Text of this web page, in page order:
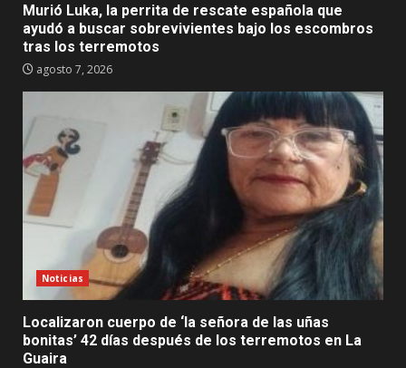
Murió Luka, la perrita de rescate española que
ayudó a buscar sobrevivientes bajo los escombros
tras los terremotos
agosto 7, 2026
Noticias
Localizaron cuerpo de ‘la señora de las uñas
bonitas’ 42 días después de los terremotos en La
Guaira